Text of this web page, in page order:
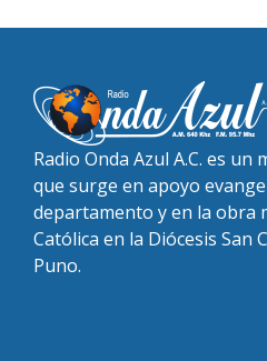
Radio Onda Azul A.C. es un
que surge en apoyo
departamento y en la obra
Católica en la Diócesis San
Puno.